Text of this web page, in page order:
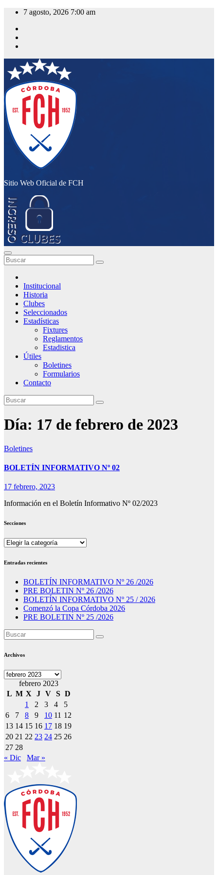
Saltar
contenido
7 agosto, 2026 7:00 am
Sitio Web Oficial de FCH
Institucional
Historia
Clubes
Seleccionados
Estadísticas
Fixtures
Reglamentos
Estadistica
Útiles
Boletines
Formularios
Contacto
Día: 17 de febrero de 2023
Boletines
BOLETÍN INFORMATIVO Nº 02
17 febrero, 2023
Información en el Boletín Informativo Nº 02/2023
Secciones
Secciones
Entradas recientes
BOLETÍN INFORMATIVO Nº 26 /2026
PRE BOLETIN Nº 26 /2026
BOLETÍN INFORMATIVO Nº 25 / 2026
Comenzó la Copa Córdoba 2026
PRE BOLETIN Nº 25 /2026
Archivos
Archivos
febrero 2023
L M X J V S D
1
2 3 4
5
6
7 8 9 10 11 12
13 14 15 16 17 18 19
20 21 22 23 24 25 26
27 28
« Dic
Mar »